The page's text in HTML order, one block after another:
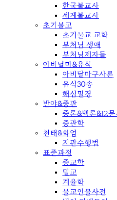
한국불교사
세계불교사
초기불교
초기불교 교학
부처님 생애
부처님제자들
아비달마&유식
아비달마구사론
유식30송
해심밀경
반야&중관
중론&백론&12문
중관학
천태&화엄
지관수행법
표준과정
종교학
밀교
계율학
불교인물사전